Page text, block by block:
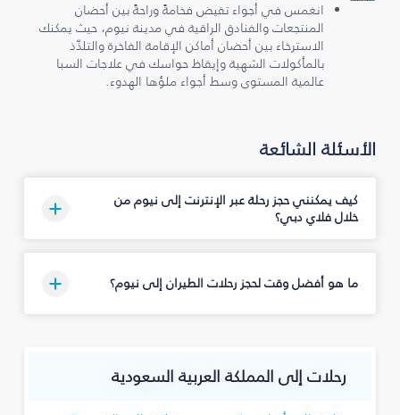
انغمس في أجواء تفيض فخامةً وراحةً بين أحضان
المنتجعات والفنادق الراقية في مدينة نيوم، حيث يمكنك
الاسترخاء بين أحضان أماكن الإقامة الفاخرة والتلذّذ
بالمأكولات الشهية وإيقاظ حواسك في علاجات السبا
عالمية المستوى وسط أجواء ملؤها الهدوء.
الأسئلة الشائعة
كيف يمكنني حجز رحلة عبر الإنترنت إلى نيوم من
خلال فلاي دبي؟
ما هو أفضل وقت لحجز رحلات الطيران إلى نيوم؟
رحلات إلى المملكة العربية السعودية